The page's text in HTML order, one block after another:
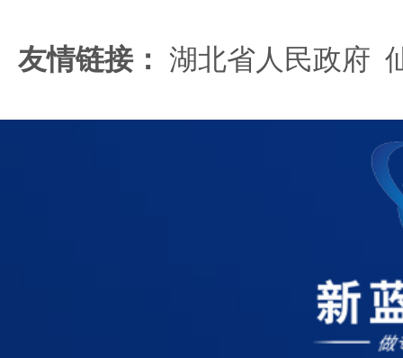
友情链接： 湖北省人民政府